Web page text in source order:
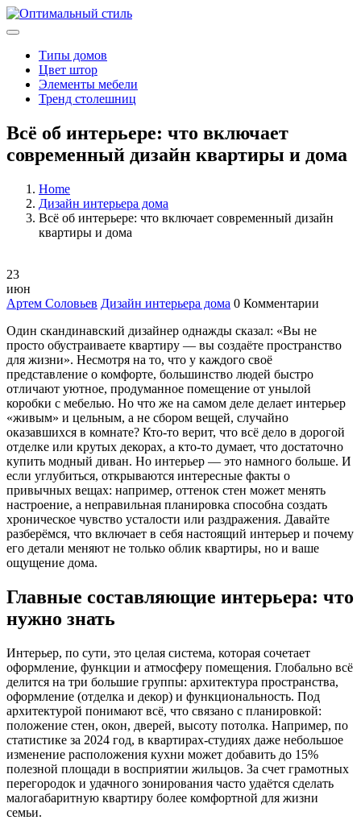
Типы домов
Цвет штор
Элементы мебели
Тренд столешниц
Всё об интерьере: что включает
современный дизайн квартиры и дома
Home
Дизайн интерьера дома
Всё об интерьере: что включает современный дизайн
квартиры и дома
23
июн
Артем Соловьев Дизайн интерьера дома 0 Комментарии
Один скандинавский дизайнер однажды сказал: «Вы не
просто обустраиваете квартиру — вы создаёте пространство
для жизни». Несмотря на то, что у каждого своё
представление о комфорте, большинство людей быстро
отличают уютное, продуманное помещение от унылой
коробки с мебелью. Но что же на самом деле делает интерьер
«живым» и цельным, а не сбором вещей, случайно
оказавшихся в комнате? Кто-то верит, что всё дело в дорогой
отделке или крутых декорах, а кто-то думает, что достаточно
купить модный диван. Но интерьер — это намного больше. И
если углубиться, открываются интересные факты о
привычных вещах: например, оттенок стен может менять
настроение, а неправильная планировка способна создать
хроническое чувство усталости или раздражения. Давайте
разберёмся, что включает в себя настоящий интерьер и почему
его детали меняют не только облик квартиры, но и ваше
ощущение дома.
Главные составляющие интерьера: что
нужно знать
Интерьер, по сути, это целая система, которая сочетает
оформление, функции и атмосферу помещения. Глобально всё
делится на три большие группы: архитектура пространства,
оформление (отделка и декор) и функциональность. Под
архитектурой понимают всё, что связано с планировкой:
положение стен, окон, дверей, высоту потолка. Например, по
статистике за 2024 год, в квартирах-студиях даже небольшое
изменение расположения кухни может добавить до 15%
полезной площади в восприятии жильцов. За счет грамотных
перегородок и удачного зонирования часто удаётся сделать
малогабаритную квартиру более комфортной для жизни
семьи.